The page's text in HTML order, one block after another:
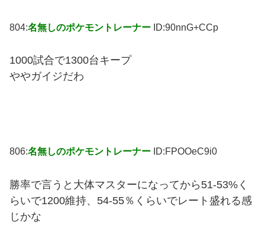
804:名無しのポケモントレーナー ID:90nnG+CCp
1000試合で1300台キープ
ややガイジだわ
806:名無しのポケモントレーナー ID:FPOOeC9i0
勝率で言うと大体マスターになってから51-53%く
らいで1200維持、54-55％くらいでレート盛れる感
じかな